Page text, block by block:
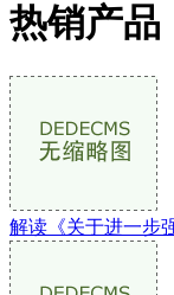
热销产品
解读《关于进一步